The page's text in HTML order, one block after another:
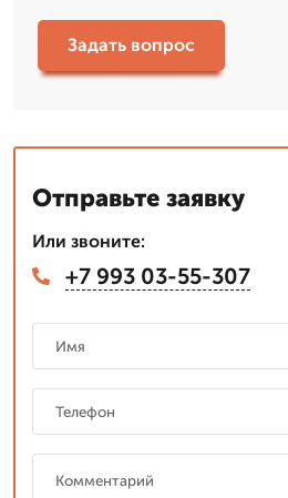
Задать вопрос
Отправьте заявку
Или звоните:
+7 993 03-55-307